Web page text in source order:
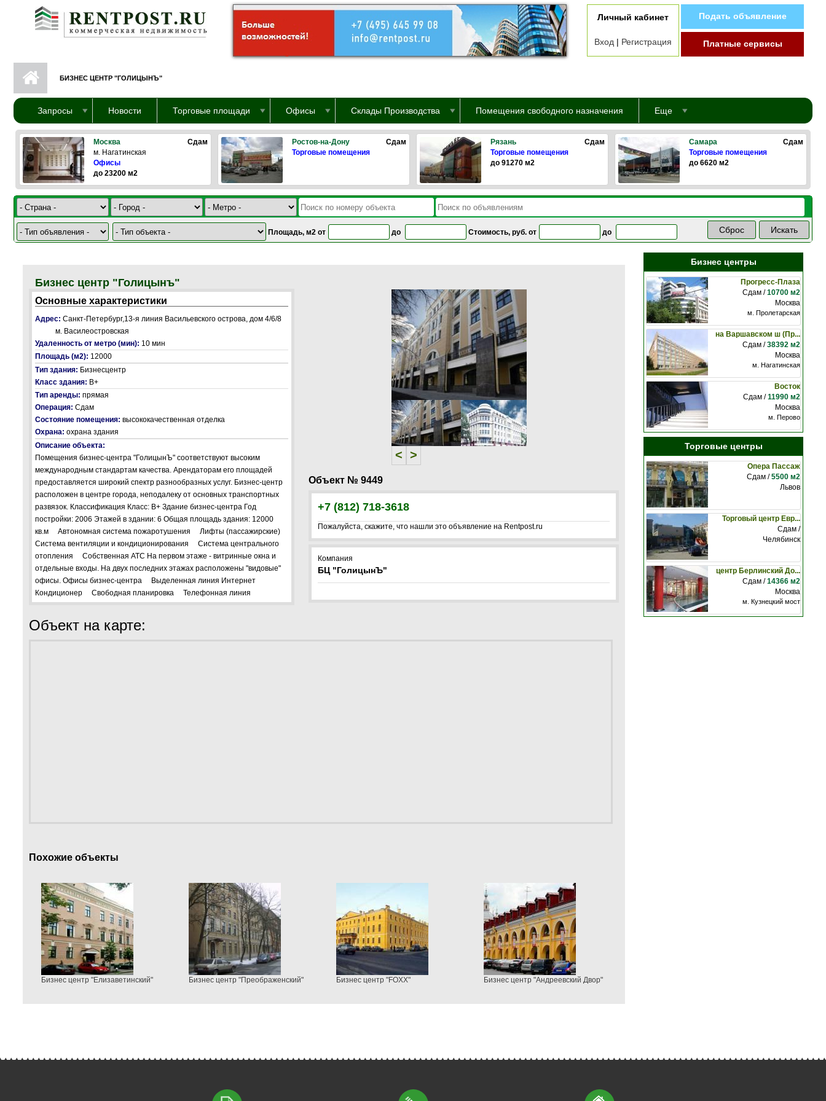
Перейти к основному содержанию
Личный кабинет
Вход | Регистрация
Подать объявление
Платные сервисы
БИЗНЕС ЦЕНТР "ГОЛИЦЫНЪ"
Запросы Новости Торговые площади Офисы Склады Производства Помещения свободного назначения Еще
Москва
Сдам
м. Нагатинская
Офисы
до 23200 м2
Ростов-на-Дону
Сдам
Торговые помещения
Рязань
Сдам
Торговые помещения
до 91270 м2
Самара
Сдам
Торговые помещения
до 6620 м2
Площадь, м2 от до Стоимость, руб. от до
< >
< >
Объект № 9449
+7 (812) 718-3618
Пожалуйста, скажите, что нашли это объявление на Rentpost.ru
Компания
БЦ "ГолицынЪ"
Бизнес центр "Голицынъ"
Основные характеристики
Адрес: Санкт-Петербург,13-я линия Васильевского острова, дом 4/6/8
м. Василеостровская
Удаленность от метро (мин): 10 мин
Площадь (м2): 12000
Тип здания: Бизнесцентр
Класс здания: В+
Тип аренды: прямая
Операция: Сдам
Состояние помещения: высококачественная отделка
Охрана: охрана здания
Описание объекта:
Помещения бизнес-центра "ГолицынЪ" соответствуют высоким
международным стандартам качества. Арендаторам его площадей
предоставляется широкий спектр разнообразных услуг. Бизнес-центр
расположен в центре города, неподалеку от основных транспортных
развязок. Классификация Класс: B+ Здание бизнес-центра Год
постройки: 2006 Этажей в здании: 6 Общая площадь здания: 12000
кв.м Автономная система пожаротушения Лифты (пассажирские)
Система вентиляции и кондиционирования Система центрального
отопления Собственная АТС На первом этаже - витринные окна и
отдельные входы. На двух последних этажах расположены "видовые"
офисы. Офисы бизнес-центра Выделенная линия Интернет
Кондиционер Свободная планировка Телефонная линия
Объект на карте:
Похожие объекты
Бизнес центр "Елизаветинский" Бизнес центр "Преображенский" Бизнес центр "FOXX" Бизнес центр "Андреевский Двор"
Бизнес центры
Прогресс-Плаза
Сдам /10700 м2
Москва
м. Пролетарская
на Варшавском ш (Пр...
Сдам /38392 м2
Москва
м. Нагатинская
Восток
Сдам /11990 м2
Москва
м. Перово
Торговые центры
Опера Пассаж
Сдам /5500 м2
Львов
Торговый центр Евр...
Сдам /
Челябинск
центр Берлинский До...
Сдам /14366 м2
Москва
м. Кузнецкий мост